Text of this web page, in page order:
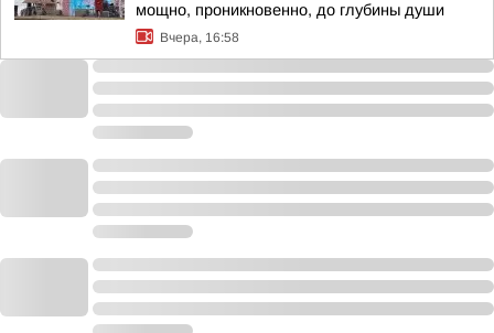
мощно, проникновенно, до глубины души
Вчера, 16:58